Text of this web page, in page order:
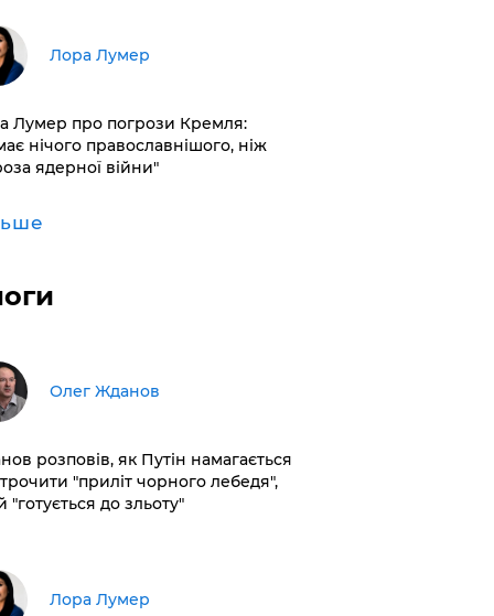
​Лора Лумер
Лумер про погрози Кремля:
нічого православнішого, ніж
ядерної війни"
Олег Жданов
розповів, як Путін намагається
"приліт чорного лебедя",
"готується до зльоту"
​Лора Лумер